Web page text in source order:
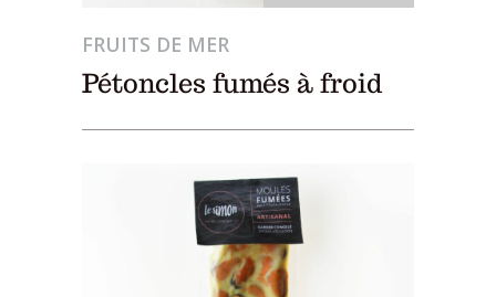
FRUITS DE MER
Pétoncles fumés à froid